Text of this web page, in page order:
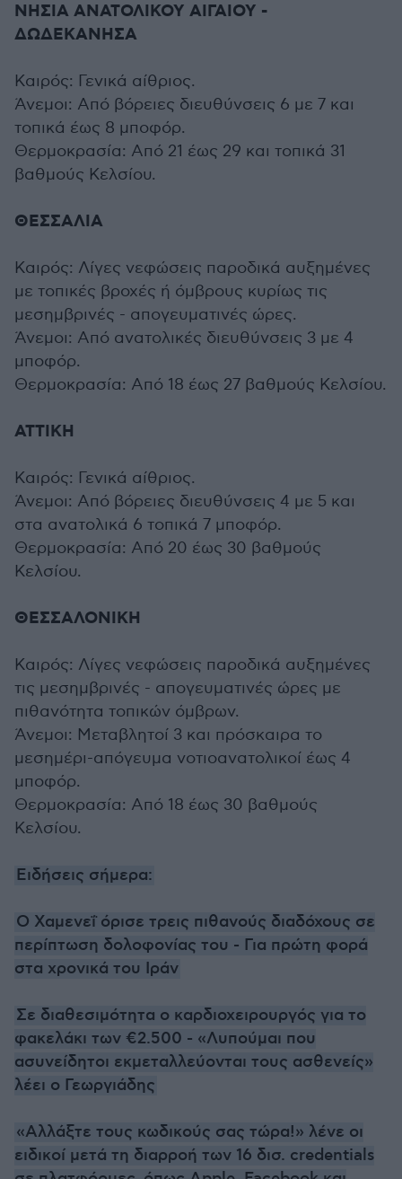
ΝΗΣΙΑ ΑΝΑΤΟΛΙΚΟΥ ΑΙΓΑΙΟΥ -
ΔΩΔΕΚΑΝΗΣΑ
Καιρός: Γενικά αίθριος.
Άνεμοι: Από βόρειες διευθύνσεις 6 με 7 και
τοπικά έως 8 μποφόρ.
Θερμοκρασία: Από 21 έως 29 και τοπικά 31
βαθμούς Κελσίου.
ΘΕΣΣΑΛΙΑ
Καιρός: Λίγες νεφώσεις παροδικά αυξημένες
με τοπικές βροχές ή όμβρους κυρίως τις
μεσημβρινές - απογευματινές ώρες.
Άνεμοι: Από ανατολικές διευθύνσεις 3 με 4
μποφόρ.
Θερμοκρασία: Από 18 έως 27 βαθμούς Κελσίου.
ΑΤΤΙΚΗ
Καιρός: Γενικά αίθριος.
Άνεμοι: Από βόρειες διευθύνσεις 4 με 5 και
στα ανατολικά 6 τοπικά 7 μποφόρ.
Θερμοκρασία: Από 20 έως 30 βαθμούς
Κελσίου.
ΘΕΣΣΑΛΟΝΙΚΗ
Καιρός: Λίγες νεφώσεις παροδικά αυξημένες
τις μεσημβρινές - απογευματινές ώρες με
πιθανότητα τοπικών όμβρων.
Άνεμοι: Μεταβλητοί 3 και πρόσκαιρα το
μεσημέρι-απόγευμα νοτιοανατολικοί έως 4
μποφόρ.
Θερμοκρασία: Από 18 έως 30 βαθμούς
Κελσίου.
Ειδήσεις σήμερα:
Ο Χαμενεΐ όρισε τρεις πιθανούς διαδόχους σε
περίπτωση δολοφονίας του - Για πρώτη φορά
στα χρονικά του Ιράν
Σε διαθεσιμότητα ο καρδιοχειρουργός για το
φακελάκι των €2.500 - «Λυπούμαι που
ασυνείδητοι εκμεταλλεύονται τους ασθενείς»
λέει ο Γεωργιάδης
«Αλλάξτε τους κωδικούς σας τώρα!» λένε οι
ειδικοί μετά τη διαρροή των 16 δισ. credentials